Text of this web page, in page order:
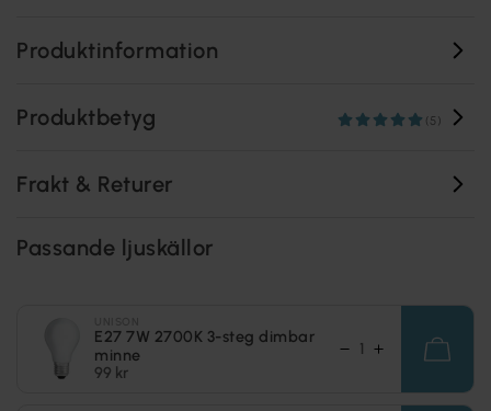
Produktinformation
Produktbetyg (5)
Frakt & Returer
Passande ljuskällor
E27 7W 2700K 3-steg dimbar
minne
99 kr